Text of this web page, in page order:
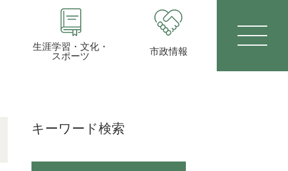
生涯学習・文化・
スポーツ
市政情報
キーワード検索